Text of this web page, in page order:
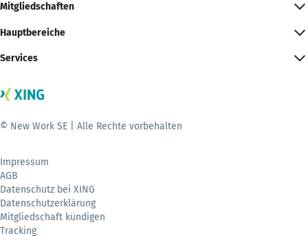
Mitgliedschaften
Hauptbereiche
Services
© New Work SE | Alle Rechte vorbehalten
Impressum
AGB
Datenschutz bei XING
Datenschutzerklärung
Mitgliedschaft kündigen
Tracking